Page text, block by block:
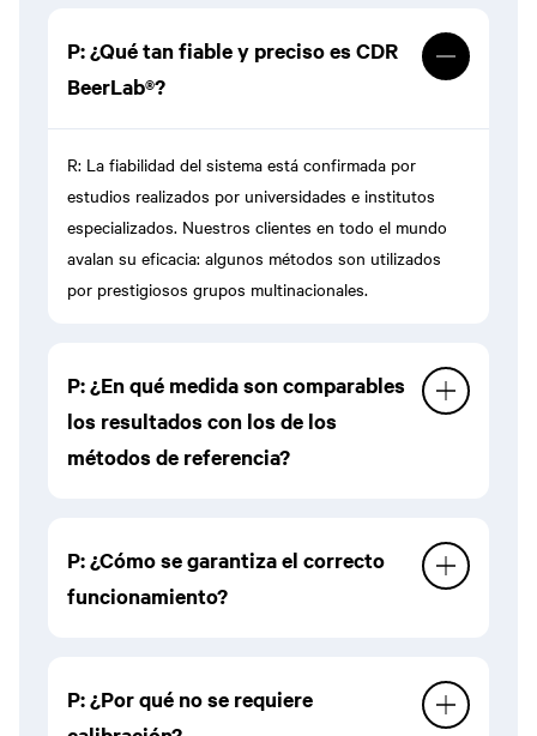
P: ¿Qué tan fiable y preciso es CDR
BeerLab®?
R: La fiabilidad del sistema está confirmada por
estudios realizados por universidades e institutos
especializados. Nuestros clientes en todo el mundo
avalan su eficacia: algunos métodos son utilizados
por prestigiosos grupos multinacionales.
P: ¿En qué medida son comparables
los resultados con los de los
métodos de referencia?
correspondiente método de referencia internacional y,
en algunos casos, también es adoptado por
P: ¿Cómo se garantiza el correcto
funcionamiento?
automáticamente una verificación de la celda de
P: ¿Por qué no se requiere